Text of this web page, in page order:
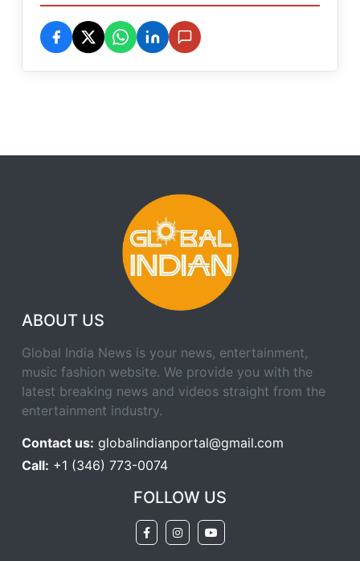
ABOUT US
Global India News is your news, entertainment,
music fashion website. We provide you with the
latest breaking news and videos straight from the
entertainment industry.
Contact us: globalindianportal@gmail.com
Call: +1 (346) 773-0074
FOLLOW US